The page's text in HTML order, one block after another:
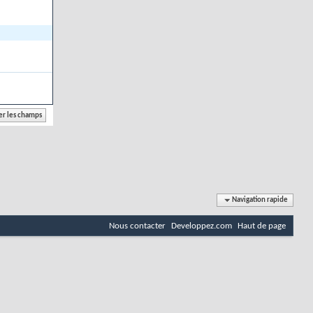
Navigation rapide
Nous contacter Developpez.com Haut de page